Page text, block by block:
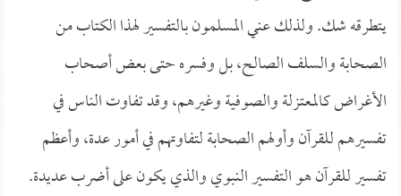
يتطرقه شك. ولذلك عني المسلمون بالتفسير لهذا الكتاب من
الصحابة والسلف الصالح، بل وفسره حتى بعض أصحاب
الأغراض كالمعتزلة والصوفية وغيرهم، وقد تفاوت الناس في
تفسيرهم للقرآن وأولهم الصحابة لتفاوتهم في أمور عدة، وأعظم
تفسير للقرآن هو التفسير النبوي والذي يكون على أضرب عديدة.